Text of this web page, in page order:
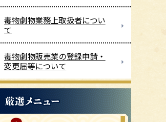
毒物劇物業務上取扱者につい
て
毒物劇物販売業の登録申請・
変更届等について